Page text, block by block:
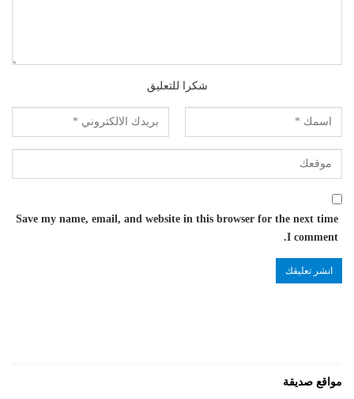
شكرا للتعليق
Save my name, email, and website in this browser for the next time
I comment.
مواقع صديقة